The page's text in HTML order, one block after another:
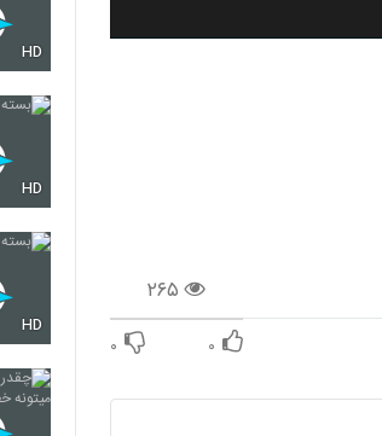
۲۶۵
۰ ۰
HD
HD
HD